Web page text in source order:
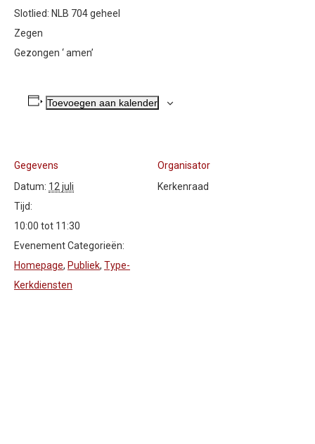
Slotlied: NLB 704 geheel
Zegen
Gezongen ‘ amen’
Toevoegen aan kalender
Gegevens
Datum: 12 juli
Tijd:
10:00 tot 11:30
Evenement Categorieën:
Homepage, Publiek, Type-
Kerkdiensten
Organisator
Kerkenraad